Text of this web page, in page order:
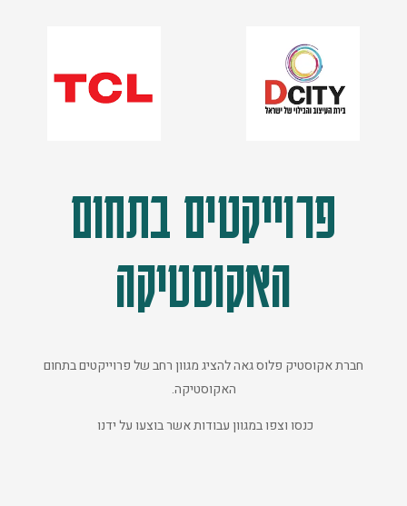
פרוייקטים בתחום
האקוסטיקה
חברת אקוסטיק פלוס גאה להציג מגוון רחב של פרוייקטים בתחום
האקוסטיקה.
כנסו וצפו במגוון עבודות אשר בוצעו על ידנו